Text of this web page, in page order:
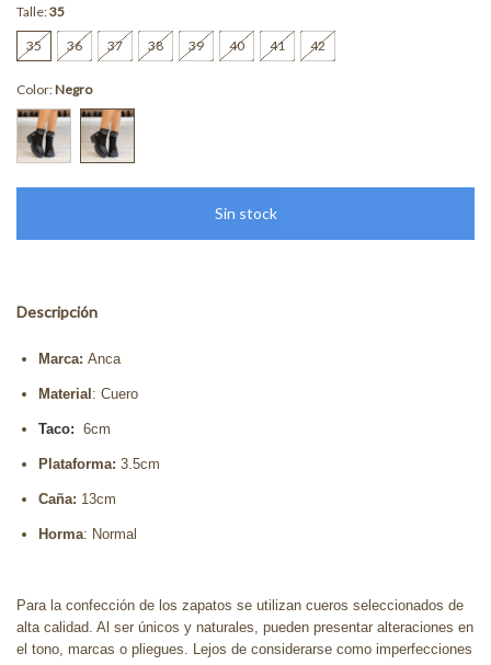
Talle:35
35 36 37 38 39 40 41 42
Color:Negro
Descripción
Marca: Anca
Material: Cuero
Taco: 6cm
Plataforma: 3.5cm
Caña: 13cm
Horma: Normal
Para la confección de los zapatos se utilizan cueros seleccionados de
alta calidad. Al ser únicos y naturales, pueden presentar alteraciones en
el tono, marcas o pliegues. Lejos de considerarse como imperfecciones